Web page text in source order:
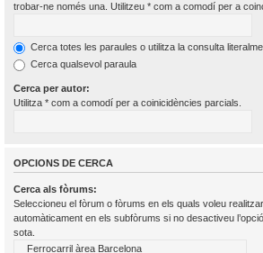
trobar-ne només una. Utilitzeu * com a comodí per a
Cerca totes les paraules o utilitza la consulta
Cerca qualsevol paraula
Cerca per autor:
Utilitza * com a comodí per a coinicidències parcials.
OPCIONS DE CERCA
Cerca als fòrums:
Seleccioneu el fòrum o fòrums en els quals voleu
automàticament en els subfòrums si no desactiveu
sota.